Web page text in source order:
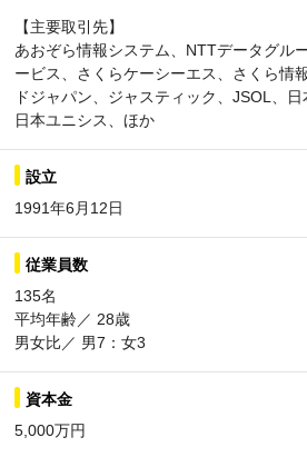
【主要取引先】
あおぞら情報システム、NTTデータグル
ービス、さくらケーシーエス、さくら情
ドジャパン、ジャスティック、JSOL、日
日本ユニシス、ほか
設立
1991年6月12日
従業員数
135名
平均年齢／ 28歳
男女比／ 男7：女3
資本金
5,000万円